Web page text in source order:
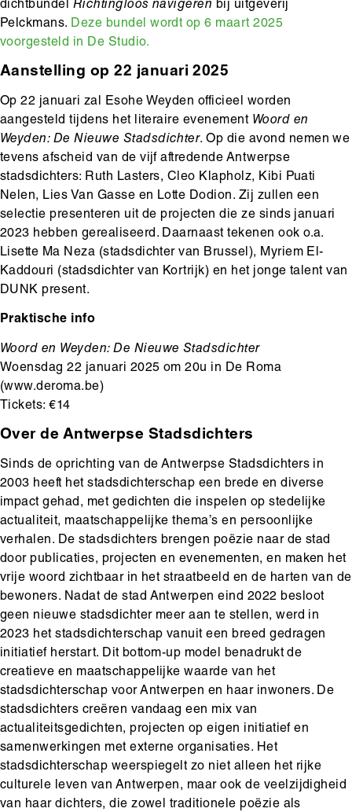
dichtbundel Richtingloos navigeren bij uitgeverij
Pelckmans. Deze bundel wordt op 6 maart 2025
voorgesteld in De Studio.
Aanstelling op 22 januari 2025
Op 22 januari zal Esohe Weyden officieel worden
aangesteld tijdens het literaire evenement Woord en
Weyden: De Nieuwe Stadsdichter. Op die avond nemen we
tevens afscheid van de vijf aftredende Antwerpse
stadsdichters: Ruth Lasters, Cleo Klapholz, Kibi Puati
Nelen, Lies Van Gasse en Lotte Dodion. Zij zullen een
selectie presenteren uit de projecten die ze sinds januari
2023 hebben gerealiseerd. Daarnaast tekenen ook o.a.
Lisette Ma Neza (stadsdichter van Brussel), Myriem El-
Kaddouri (stadsdichter van Kortrijk) en het jonge talent van
DUNK present.
Praktische info
Woord en Weyden: De Nieuwe Stadsdichter
Woensdag 22 januari 2025 om 20u in De Roma
(www.deroma.be)
Tickets: €14
Over de Antwerpse Stadsdichters
Sinds de oprichting van de Antwerpse Stadsdichters in
2003 heeft het stadsdichterschap een brede en diverse
impact gehad, met gedichten die inspelen op stedelijke
actualiteit, maatschappelijke thema’s en persoonlijke
verhalen. De stadsdichters brengen poëzie naar de stad
door publicaties, projecten en evenementen, en maken het
vrije woord zichtbaar in het straatbeeld en de harten van de
bewoners. Nadat de stad Antwerpen eind 2022 besloot
geen nieuwe stadsdichter meer aan te stellen, werd in
2023 het stadsdichterschap vanuit een breed gedragen
initiatief herstart. Dit bottom-up model benadrukt de
creatieve en maatschappelijke waarde van het
stadsdichterschap voor Antwerpen en haar inwoners. De
stadsdichters creëren vandaag een mix van
actualiteitsgedichten, projecten op eigen initiatief en
samenwerkingen met externe organisaties. Het
stadsdichterschap weerspiegelt zo niet alleen het rijke
culturele leven van Antwerpen, maar ook de veelzijdigheid
van haar dichters, die zowel traditionele poëzie als